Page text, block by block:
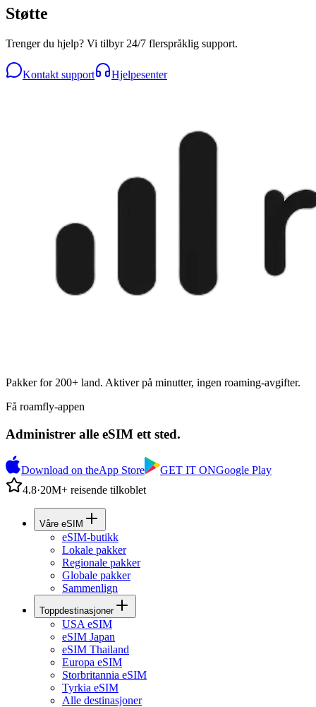
Støtte
Trenger du hjelp? Vi tilbyr 24/7 flerspråklig support.
Kontakt support Hjelpesenter
Pakker for 200+ land. Aktiver på minutter, ingen roaming-avgifter.
Få roamfly-appen
Administrer alle eSIM ett sted.
Download on theApp Store GET IT ONGoogle Play
4.8·20M+ reisende tilkoblet
Våre eSIM
eSIM-butikk
Lokale pakker
Regionale pakker
Globale pakker
Sammenlign
Toppdestinasjoner
USA eSIM
eSIM Japan
eSIM Thailand
Europa eSIM
Storbritannia eSIM
Tyrkia eSIM
Alle destinasjoner